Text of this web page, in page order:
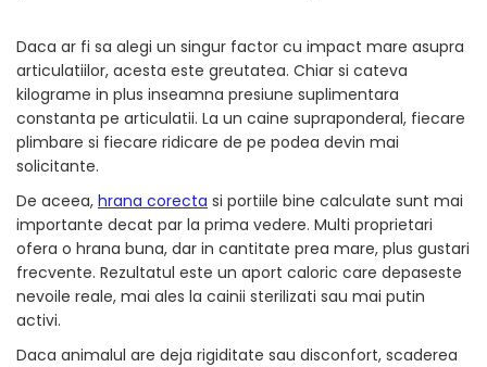
Daca ar fi sa alegi un singur factor cu impact mare asupra
articulatiilor, acesta este greutatea. Chiar si cateva
kilograme in plus inseamna presiune suplimentara
constanta pe articulatii. La un caine supraponderal, fiecare
plimbare si fiecare ridicare de pe podea devin mai
solicitante.
De aceea, hrana corecta si portiile bine calculate sunt mai
importante decat par la prima vedere. Multi proprietari
ofera o hrana buna, dar in cantitate prea mare, plus gustari
frecvente. Rezultatul este un aport caloric care depaseste
nevoile reale, mai ales la cainii sterilizati sau mai putin
activi.
Daca animalul are deja rigiditate sau disconfort, scaderea